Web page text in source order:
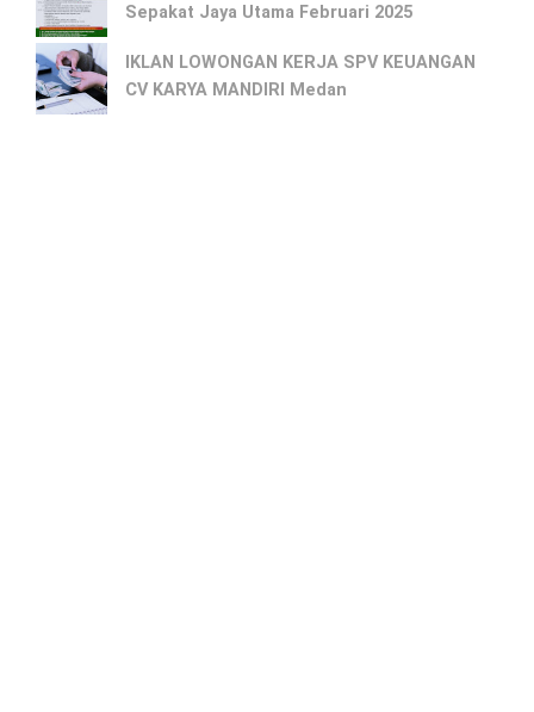
Sepakat Jaya Utama Februari 2025
IKLAN LOWONGAN KERJA SPV KEUANGAN
CV KARYA MANDIRI Medan